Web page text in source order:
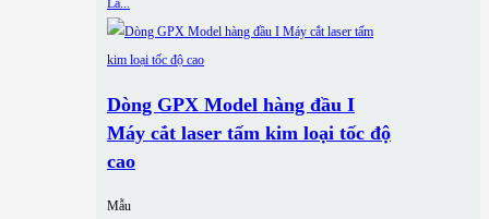
Dòng GPX Model hàng đầu I
Máy cắt laser tấm kim loại tốc độ
cao
Mẫu